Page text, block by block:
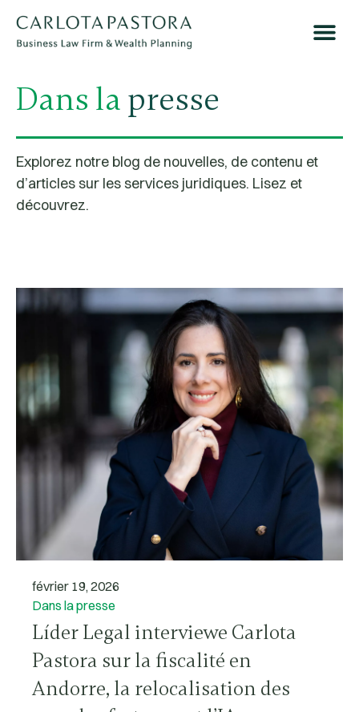
Dans la presse
Explorez notre blog de nouvelles, de contenu et
d’articles sur les services juridiques. Lisez et
découvrez.
février 19, 2026
Dans la presse
Líder Legal interviewe Carlota
Pastora sur la fiscalité en
Andorre, la relocalisation des